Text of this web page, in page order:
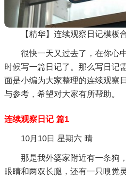
【精华】连续观察日记模板
很快一天又过去了，在你心
时候写一篇日记了。那么写日记
面是小编为大家整理的连续观察
与参考，希望对大家有所帮助。
连续观察日记 篇1
10月10日 星期六 晴
那是我外婆家附近有一条狗
眼睛和两双长腿，还有一只嗅觉